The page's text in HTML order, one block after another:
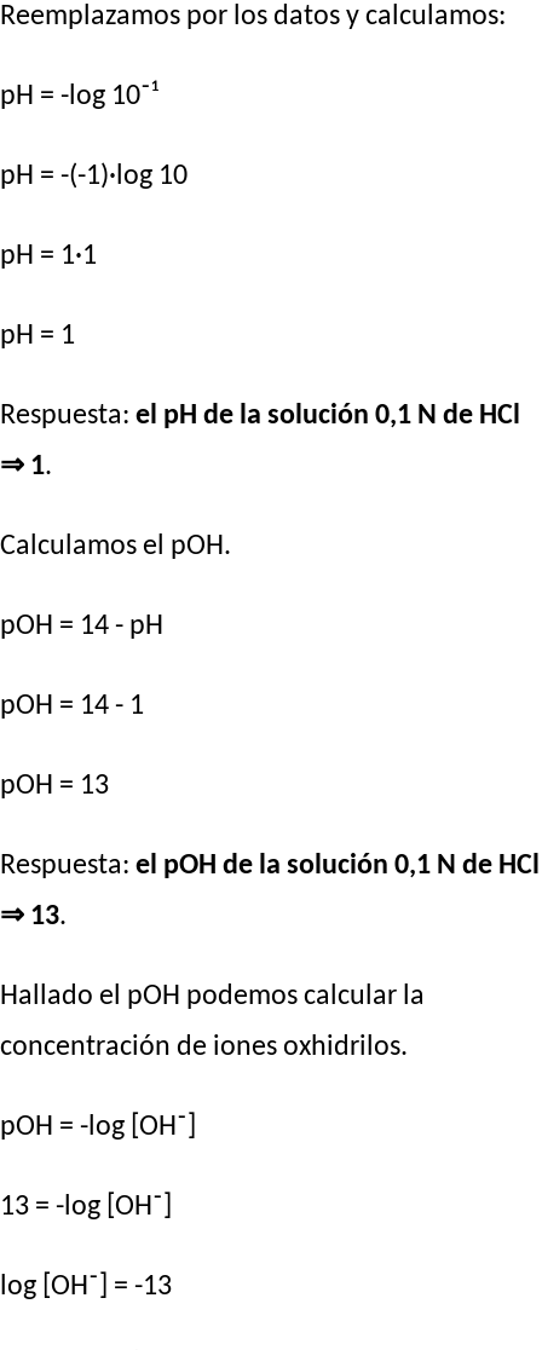
Reemplazamos por los datos y calculamos:
pH = -log 10⁻¹
pH = -(-1)·log 10
pH = 1·1
pH = 1
Respuesta: el pH de la solución 0,1 N de HCl
⇒ 1.
Calculamos el pOH.
pOH = 14 - pH
pOH = 14 - 1
pOH = 13
Respuesta: el pOH de la solución 0,1 N de HCl
⇒ 13.
Hallado el pOH podemos calcular la
concentración de iones oxhidrilos.
pOH = -log [OH⁻]
13 = -log [OH⁻]
log [OH⁻] = -13